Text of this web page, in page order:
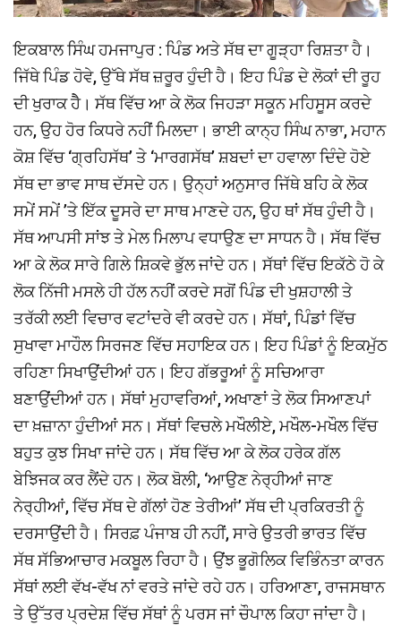
ਇਕਬਾਲ ਸਿੰਘ ਹਮਜਾਪੁਰ : ਪਿੰਡ ਅਤੇ ਸੱਥ ਦਾ ਗੂੜ੍ਹਾ ਰਿਸ਼ਤਾ ਹੈ।
ਜਿੱਥੇ ਪਿੰਡ ਹੋਵੇ, ਉੱਥੇ ਸੱਥ ਜ਼ਰੂਰ ਹੁੰਦੀ ਹੈ। ਇਹ ਪਿੰਡ ਦੇ ਲੋਕਾਂ ਦੀ ਰੂਹ
ਦੀ ਖੁਰਾਕ ਹੈੈ। ਸੱਥ ਵਿੱਚ ਆ ਕੇ ਲੋਕ ਜਿਹੜਾ ਸਕੂਨ ਮਹਿਸੂਸ ਕਰਦੇ
ਹਨ, ਉਹ ਹੋਰ ਕਿਧਰੇ ਨਹੀਂ ਮਿਲਦਾ। ਭਾਈ ਕਾਨ੍ਹ ਸਿੰਘ ਨਾਭਾ, ਮਹਾਨ
ਕੋਸ਼ ਵਿੱਚ ‘ਗ੍ਰਹਿਸੱਥ’ ਤੇ ‘ਮਾਰਗਸੱਥ’ ਸ਼ਬਦਾਂ ਦਾ ਹਵਾਲਾ ਦਿੰਦੇ ਹੋਏ
ਸੱਥ ਦਾ ਭਾਵ ਸਾਥ ਦੱਸਦੇ ਹਨ। ਉਨ੍ਹਾਂ ਅਨੁਸਾਰ ਜਿੱਥੇ ਬਹਿ ਕੇ ਲੋਕ
ਸਮੇਂ ਸਮੇਂ ’ਤੇ ਇੱਕ ਦੂਸਰੇ ਦਾ ਸਾਥ ਮਾਣਦੇ ਹਨ, ਉਹ ਥਾਂ ਸੱਥ ਹੁੰਦੀ ਹੈ।
ਸੱਥ ਆਪਸੀ ਸਾਂਝ ਤੇ ਮੇਲ ਮਿਲਾਪ ਵਧਾਉਣ ਦਾ ਸਾਧਨ ਹੈ। ਸੱਥ ਵਿੱਚ
ਆ ਕੇ ਲੋਕ ਸਾਰੇ ਗਿਲੇ ਸ਼ਿਕਵੇ ਭੁੱਲ ਜਾਂਦੇ ਹਨ। ਸੱਥਾਂ ਵਿੱਚ ਇਕੱਠੇ ਹੋ ਕੇ
ਲੋਕ ਨਿੱਜੀ ਮਸਲੇ ਹੀ ਹੱਲ ਨਹੀਂ ਕਰਦੇ ਸਗੋਂ ਪਿੰਡ ਦੀ ਖੁਸ਼ਹਾਲੀ ਤੇ
ਤਰੱਕੀ ਲਈ ਵਿਚਾਰ ਵਟਾਂਦਰੇ ਵੀ ਕਰਦੇ ਹਨ। ਸੱਥਾਂ, ਪਿੰਡਾਂ ਵਿੱਚ
ਸੁਖਾਵਾ ਮਾਹੌਲ ਸਿਰਜਣ ਵਿੱਚ ਸਹਾਇਕ ਹਨ। ਇਹ ਪਿੰਡਾਂ ਨੂੰ ਇਕਮੁੱਠ
ਰਹਿਣਾ ਸਿਖਾਉਂਦੀਆਂ ਹਨ। ਇਹ ਗੱਭਰੂਆਂ ਨੂੰ ਸਚਿਆਰਾ
ਬਣਾਉਂਦੀਆਂ ਹਨ। ਸੱਥਾਂ ਮੁਹਾਵਰਿਆਂ, ਅਖਾਣਾਂ ਤੇ ਲੋਕ ਸਿਆਣਪਾਂ
ਦਾ ਖ਼ਜ਼ਾਨਾ ਹੁੰਦੀਆਂ ਸਨ। ਸੱਥਾਂ ਵਿਚਲੇ ਮਖੌਲੀਏ, ਮਖੌਲ-ਮਖੌਲ ਵਿੱਚ
ਬਹੁਤ ਕੁਝ ਸਿਖਾ ਜਾਂਦੇ ਹਨ। ਸੱਥ ਵਿੱਚ ਆ ਕੇ ਲੋਕ ਹਰੇਕ ਗੱਲ
ਬੇਝਿਜਕ ਕਰ ਲੈਂਦੇ ਹਨ। ਲੋਕ ਬੋਲੀ, ‘ਆਉਣ ਨੇਰ੍ਹੀਆਂ ਜਾਣ
ਨੇਰ੍ਹੀਆਂ, ਵਿੱਚ ਸੱਥ ਦੇ ਗੱਲਾਂ ਹੋਣ ਤੇਰੀਆਂ’ ਸੱਥ ਦੀ ਪ੍ਰਕਿਰਤੀ ਨੂੰ
ਦਰਸਾਉਂਦੀ ਹੈ। ਸਿਰਫ਼ ਪੰਜਾਬ ਹੀ ਨਹੀਂ, ਸਾਰੇ ਉਤਰੀ ਭਾਰਤ ਵਿੱਚ
ਸੱਥ ਸੱਭਿਆਚਾਰ ਮਕਬੂਲ ਰਿਹਾ ਹੈ। ਉਂਝ ਭੂਗੋਲਿਕ ਵਿਭਿੰਨਤਾ ਕਾਰਨ
ਸੱਥਾਂ ਲਈ ਵੱਖ-ਵੱਖ ਨਾਂ ਵਰਤੇ ਜਾਂਦੇ ਰਹੇ ਹਨ। ਹਰਿਆਣਾ, ਰਾਜਸਥਾਨ
ਤੇ ਉੱਤਰ ਪ੍ਰਦੇਸ਼ ਵਿੱਚ ਸੱਥਾਂ ਨੂੰ ਪਰਸ ਜਾਂ ਚੌਪਾਲ ਕਿਹਾ ਜਾਂਦਾ ਹੈ।